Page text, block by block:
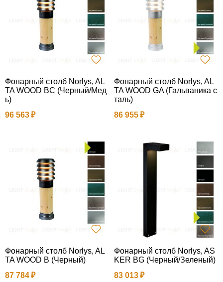
Фонарный столб Norlys, AL
TA WOOD BC (Черный/Мед
ь)
96 563
Фонарный столб Norlys, AL
TA WOOD GA (Гальваника с
таль)
86 955
Фонарный столб Norlys, AL
TA WOOD B (Черный)
87 784
Фонарный столб Norlys, AS
KER BG (Черный/Зеленый)
83 013